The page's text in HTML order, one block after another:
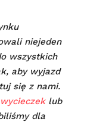
niejeden
wszystkich
aby wyjazd
się z nami.
wycieczeklub
dla